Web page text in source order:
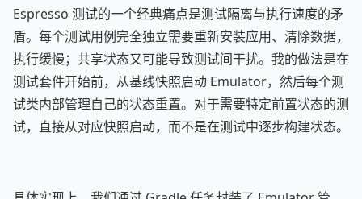
Espresso 测试的一个经典痛点是测试隔离与执行速度的矛
盾。每个测试用例完全独立需要重新安装应用、清除数据，
执行缓慢；共享状态又可能导致测试间干扰。我的做法是在
测试套件开始前，从基线快照启动 Emulator，然后每个测
试类内部管理自己的状态重置。对于需要特定前置状态的测
试，直接从对应快照启动，而不是在测试中逐步构建状态。